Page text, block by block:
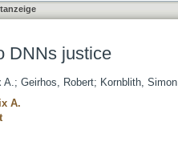
DNNs justice
A.; Geirhos, Robert; Kornblith, Simon
A.